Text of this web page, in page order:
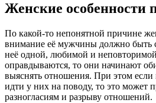
Женские особенности
По какой-то непонятной причине
внимание её мужчины должно быть
неё одной, любимой и
оправдываются, то они начинают
выяснять отношения. При этом если
идти у них на поводу, то это может
разногласиям и разрыву отношений.